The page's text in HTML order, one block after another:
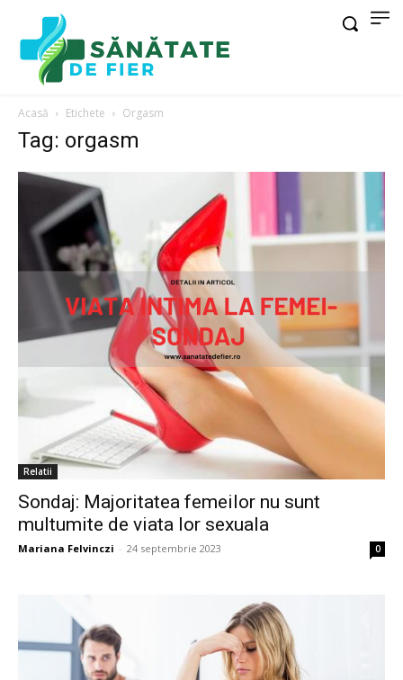
Acasă Etichete Orgasm
Tag: orgasm
Relatii
Sondaj: Majoritatea femeilor nu sunt
multumite de viata lor sexuala
Mariana Felvinczi - 24 septembrie 2023 0